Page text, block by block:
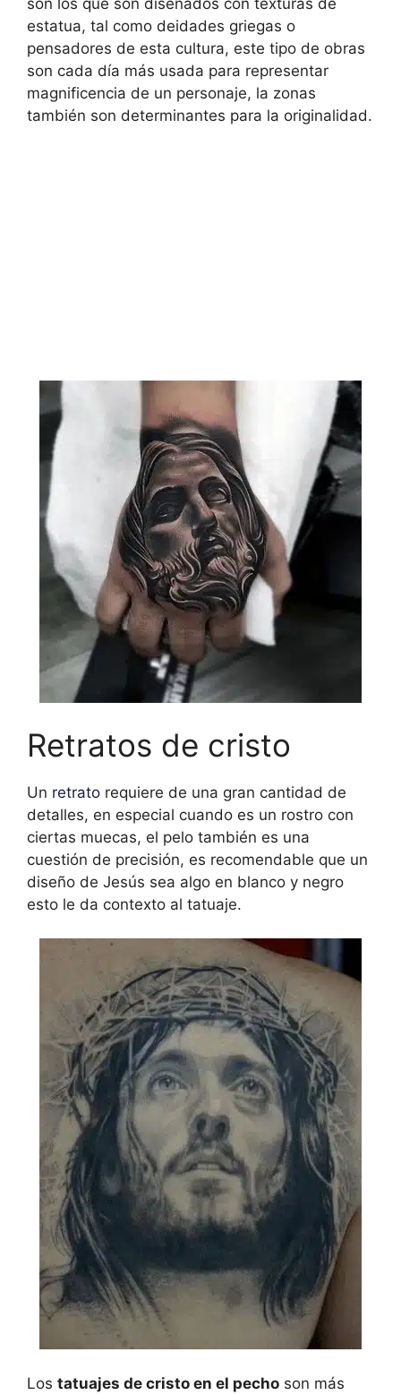
estatua, tal como deidades griegas o
pensadores de esta cultura, este tipo de obras
son cada día más usada para representar
magnificencia de un personaje, la zonas
también son determinantes para la originalidad.
Retratos de cristo
Un retrato requiere de una gran cantidad de
detalles, en especial cuando es un rostro con
ciertas muecas, el pelo también es una
cuestión de precisión, es recomendable que un
diseño de Jesús sea algo en blanco y negro
esto le da contexto al tatuaje.
Los tatuajes de cristo en el pecho son más